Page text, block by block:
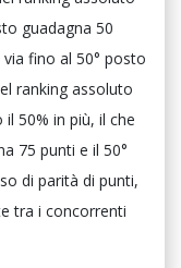
guadagna 50
fino al 50° posto
ranking assoluto
50% in più, il che
75 punti e il 50°
di parità di punti,
tra i concorrenti